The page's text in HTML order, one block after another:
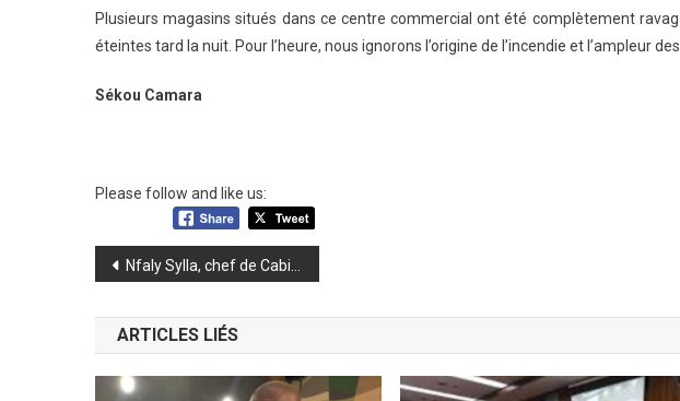
Plusieurs magasins situés dans ce centre commercial ont été complètement
éteintes tard la nuit. Pour l’heure, nous ignorons l’origine de l’incendie et l’ampleur
Sékou Camara
Please follow and like us:
Navigation
de
l’article
Nfaly Sylla, chef de Cabinet PTT : « Nous sommes en train de travailler pour améliorer les conditions du personnel… »
ARTICLES LIÉS